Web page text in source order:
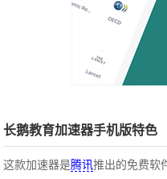
长鹅教育加速器手机版特色
这款加速器是腾讯推出的免费软